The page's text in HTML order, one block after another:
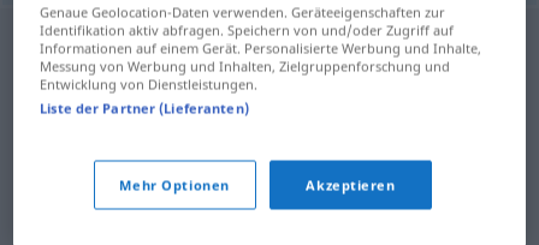
Genaue Geolocation-Daten verwenden. Geräteeigenschaften zur
Identifikation aktiv abfragen. Speichern von und/oder Zugriff auf
Informationen auf einem Gerät. Personalisierte Werbung und Inhalte,
Messung von Werbung und Inhalten, Zielgruppenforschung und
Entwicklung von Dienstleistungen.
Liste der Partner (Lieferanten)
Mehr Optionen Akzeptieren